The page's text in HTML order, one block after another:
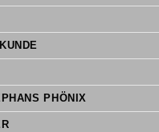
PHÖNIX